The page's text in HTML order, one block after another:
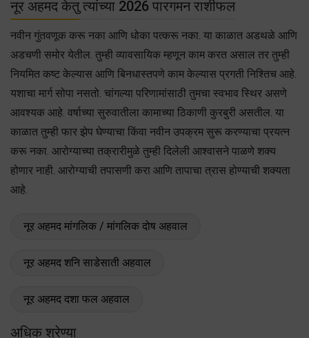
नूर अहमद केतु त्यांच्या 2026 पारगमन राशीफल
नवीन गुंतवणूक करू नका आणि धोका पत्करू नका. या काळात अडथळे आणि
अडचणी समोर येतील. तुम्ही व्यावसायिक म्हणून काम करत असाल तर तुम्ही
नियमित कष्ट केल्यास आणि बिनधास्तपणे काम केल्यास प्रगती निश्तिच आहे.
यशाचा मार्ग सोपा नसतो. चांगल्या परिणामांसाठी तुमचा स्वभाव स्थिर असणे
आवश्यक आहे. वर्षाच्या सुरुवातीला कामाच्या ठिकाणी कुरबुरी असतील. या
काळात तुम्ही फार झेप घेण्याचा किंवा नवीन उपक्रम सुरू करण्याचा प्रयत्न
करू नका. आरोग्याच्या तक्रारीमुळे तुम्ही दिलेली आश्वासने पाळणे शक्य
होणार नाही. आरोग्याची तपासणी करा आणि तापाचा त्रास होण्याची शक्यता
आहे.
नूर अहमद मांगलिक / मांगलिक दोष अहवाल
नूर अहमद शनि साडेसाती अहवाल
नूर अहमद दशा फल अहवाल
अधिक श्रेण्या